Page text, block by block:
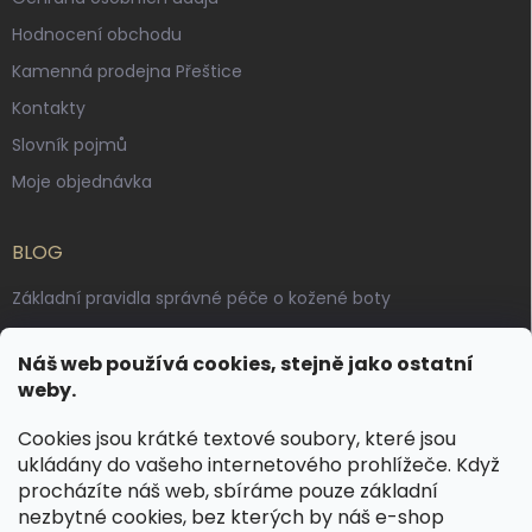
Náš web používá cookies, stejně jako ostatní
weby.
Cookies jsou krátké textové soubory, které jsou
ukládány do vašeho internetového prohlížeče. Když
procházíte náš web, sbíráme pouze základní
nezbytné cookies, bez kterých by náš e-shop
Hodnocení obchodu
Kamenná prodejna Přeštice
Kontakty
Slovník pojmů
Moje objednávka
BLOG
Základní pravidla správné péče o kožené boty
Výroba českých kožených opasků: vůně pravé kůže, dotek
řemesla
KONTAKT
dotazy@spongr.cz